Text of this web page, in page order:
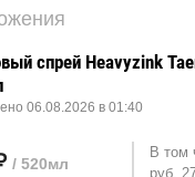
спрей Heavyzink
06.08.2026 в 01:40
/ 520мл
В том
руб.